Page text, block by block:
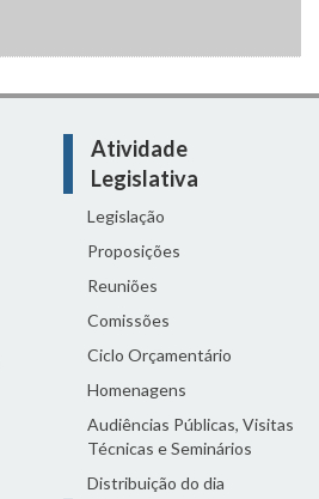
Atividade
Legislativa
Legislação
Proposições
Reuniões
Comissões
Ciclo Orçamentário
Homenagens
Audiências Públicas, Visitas
Técnicas e Seminários
Distribuição do dia